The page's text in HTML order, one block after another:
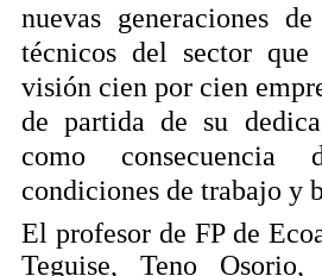
nuevas generaciones
técnicos del sector que
visión cien por cien
de partida de su
como
condiciones de trabajo y
El profesor de FP de
Teguise, Teno